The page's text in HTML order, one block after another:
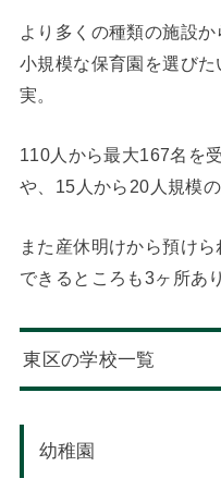
より多くの種類の施設
小規模な保育園を選び
実。
110人から最大167名を
や、15人から20人規模
また産休明けから預け
できるところも3ヶ所あ
東区の学校一覧
幼稚園